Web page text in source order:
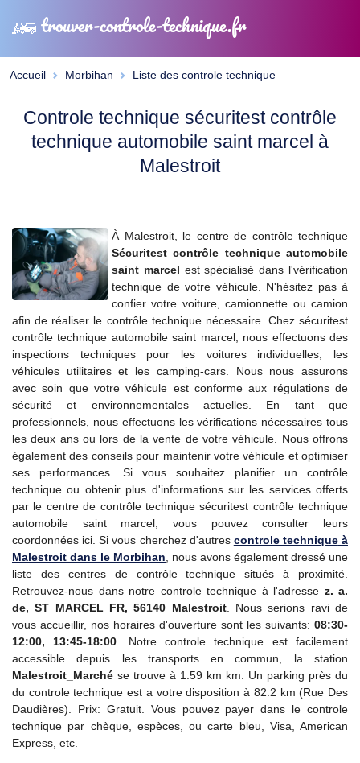
trouver-controle-technique.fr
Accueil Morbihan Liste des controle technique
Controle technique sécuritest contrôle
technique automobile saint marcel à
Malestroit
À Malestroit, le centre de contrôle technique
Sécuritest contrôle technique automobile
saint marcel est spécialisé dans l'vérification
technique de votre véhicule. N'hésitez pas à
confier votre voiture, camionnette ou camion
afin de réaliser le contrôle technique nécessaire. Chez sécuritest
contrôle technique automobile saint marcel, nous effectuons des
inspections techniques pour les voitures individuelles, les
véhicules utilitaires et les camping-cars. Nous nous assurons
avec soin que votre véhicule est conforme aux régulations de
sécurité et environnementales actuelles. En tant que
professionnels, nous effectuons les vérifications nécessaires tous
les deux ans ou lors de la vente de votre véhicule. Nous offrons
également des conseils pour maintenir votre véhicule et optimiser
ses performances. Si vous souhaitez planifier un contrôle
technique ou obtenir plus d'informations sur les services offerts
par le centre de contrôle technique sécuritest contrôle technique
automobile saint marcel, vous pouvez consulter leurs
coordonnées ici. Si vous cherchez d'autres controle techniqueà
Malestroit dans le Morbihan , nous avons également dressé une
liste des centres de contrôle technique situés à proximité.
Retrouvez-nous dans notre controle technique à l'adresse z. a.
de, ST MARCEL FR, 56140 Malestroit. Nous serions ravi de
vous accueillir, nos horaires d'ouverture sont les suivants: 08:30-
12:00, 13:45-18:00 . Notre controle technique est facilement
accessible depuis les transports en commun, la station
Malestroit_Marché se trouve à 1.59 km km. Un parking près du
du controle technique est a votre disposition à 82.2 km (Rue Des
Daudières). Prix: Gratuit. Vous pouvez payer dans le controle
technique par chèque, espèces, ou carte bleu, Visa, American
Express, etc.